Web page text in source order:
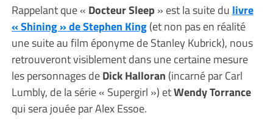
Rappelant que « Docteur Sleep » est la suite du livre
« Shining » de Stephen King(et non pas en réalité
une suite au film éponyme de Stanley Kubrick), nous
retrouveront visiblement dans une certaine mesure
les personnages deDick Halloran (incarné par Carl
Lumbly, de la série « Supergirl ») etWendy Torrance
qui sera jouée par Alex Essoe.